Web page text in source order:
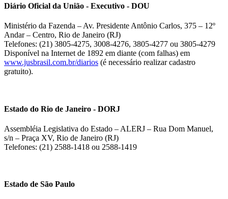
Diário Oficial da União - Executivo - DOU
Ministério da Fazenda – Av. Presidente Antônio Carlos, 375 – 12º
Andar – Centro, Rio de Janeiro (RJ)
Telefones: (21) 3805-4275, 3008-4276, 3805-4277 ou 3805-4279
Disponível na Internet de 1892 em diante (com falhas) em
www.jusbrasil.com.br/diarios (é necessário realizar cadastro
gratuito).
Estado do Rio de Janeiro - DORJ
Assembléia Legislativa do Estado – ALERJ – Rua Dom Manuel,
s/n – Praça XV, Rio de Janeiro (RJ)
Telefones: (21) 2588-1418 ou 2588-1419
Estado de São Paulo